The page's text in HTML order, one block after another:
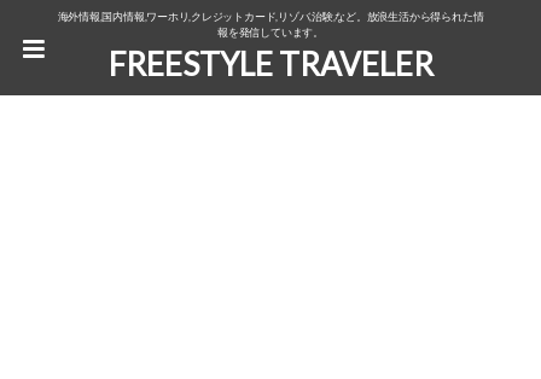
海外情報,国内情報,ワーホリ,クレジットカード,リゾバ,治験,など。放浪生活から得られた情
報を発信しています。
FREESTYLE TRAVELER